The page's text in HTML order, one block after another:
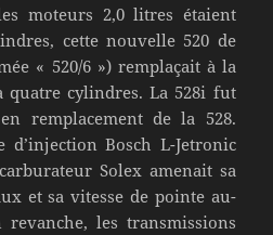
moteurs 2,0 litres étaient
cette nouvelle 520 de
« 520/6 ») remplaçait à la
quatre cylindres. La 528i fut
remplacement de la 528.
d’injection Bosch L-Jetronic
Solex amenait sa
et sa vitesse de pointe au-
les transmissions